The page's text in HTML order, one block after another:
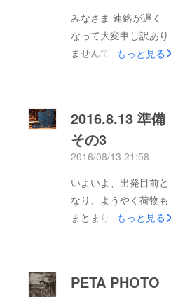
みなさま 連絡が遅く
なって大変申し訳あり
ませんでした。WIFIが
真が送られていなかっ
たようなので、
FACEBOOKにて出来
る限り近況を報告して
いましたが、どうなっ
てんだよ〜！？という
Facebookに投稿した
もっと見る
2016.8.13 準備
その3
2016/08/13 21:58
いよいよ、出発目前と
なり、ようやく荷物も
まとまり、なんとなく
に暮れてました。まだ
もっと見る
PETA PHOTO